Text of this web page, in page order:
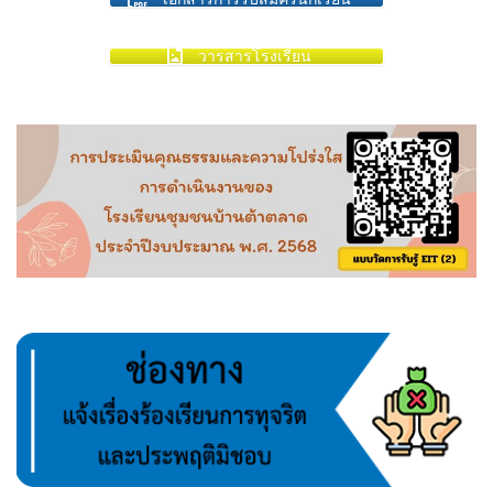
วารสารโรงเรียน